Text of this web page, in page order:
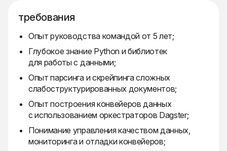
требования
Опыт руководства командой от 5 лет;
Глубокое знание Python и библиотек
для работы с данными;
Опыт парсинга и скрейпинга сложных
слабоструктурированных документов;
Опыт построения конвейеров данных
с использованием оркестраторов Dagster;
Понимание управления качеством данных,
мониторинга и отладки конвейеров;